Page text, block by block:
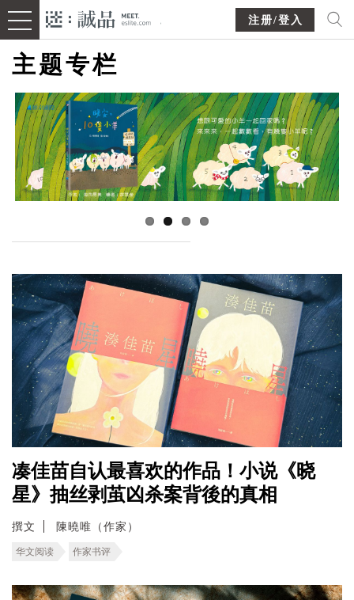
注册/登入
主题专栏
凑佳苗自认最喜欢的作品！小说《晓
星》抽丝剥茧凶杀案背後的真相
撰文 陳曉唯（作家）
华文阅读 作家书评